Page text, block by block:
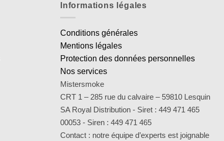
Informations légales
Conditions générales
Mentions légales
Protection des données personnelles
Nos services
Mistersmoke
CRT 1 – 285 rue du calvaire – 59810 Lesquin
SA Royal Distribution - Siret : 449 471 465
00053 - Siren : 449 471 465
Contact : notre équipe d’experts est joignable